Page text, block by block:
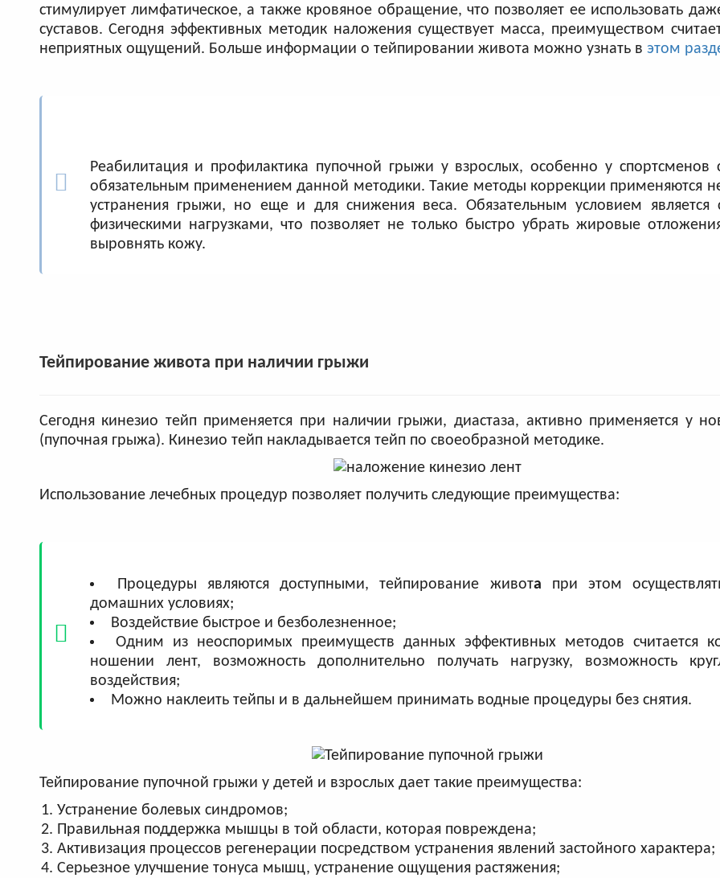
стимулирует лимфатическое, а также кровяное обращение, что позволяет ее использовать
суставов. Сегодня эффективных методик наложения существует масса, преимуществом
неприятных ощущений. Больше информации о тейпировании живота можно узнать в этом
Реабилитация и профилактика пупочной грыжи у взрослых, особенно у спортсменов
обязательным применением данной методики. Такие методы коррекции применяются
устранения грыжи, но еще и для снижения веса. Обязательным условием является
физическими нагрузками, что позволяет не только быстро убрать жировые
выровнять кожу.
Тейпирование живота при наличии грыжи
Сегодня кинезио тейп применяется при наличии грыжи, диастаза, активно применяется у
(пупочная грыжа). Кинезио тейп накладывается тейп по своеобразной методике.
Использование лечебных процедур позволяет получить следующие преимущества:
Процедуры являются доступными, тейпирование живота при этом
домашних условиях;
Воздействие быстрое и безболезненное;
Одним из неоспоримых преимуществ данных эффективных методов считается
ношении лент, возможность дополнительно получать нагрузку, возможность
воздействия;
Можно наклеить тейпы и в дальнейшем принимать водные процедуры без снятия.
Тейпирование пупочной грыжи у детей и взрослых дает такие преимущества:
Устранение болевых синдромов;
Правильная поддержка мышцы в той области, которая повреждена;
Активизация процессов регенерации посредством устранения явлений застойного характера;
Серьезное улучшение тонуса мышц, устранение ощущения растяжения;